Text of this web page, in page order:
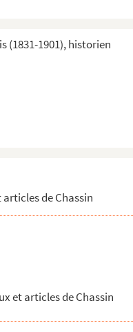
(1831-1901), historien
in...
de Chassin
et articles de Chassin